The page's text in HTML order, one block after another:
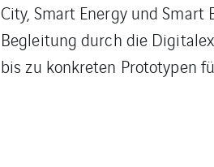
City, Smart Energy und
Begleitung durch die
bis zu konkreten Prototypen